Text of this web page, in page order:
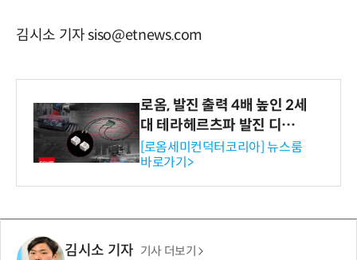
김시소 기자 siso@etnews.com
로옴, 발진 출력 4배 높인 2세
대 테라헤르츠파 발진 디바이
스 개발
[로옴세미컨덕터코리아] 뉴스룸
바로가기>
김시소 기자 기사 더보기